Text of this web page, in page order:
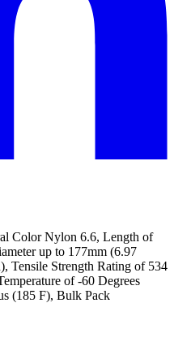
Color Nylon 6.6, Length of
up to 177mm (6.97
Tensile Strength Rating of 534
of -60 Degrees
(185 F), Bulk Pack